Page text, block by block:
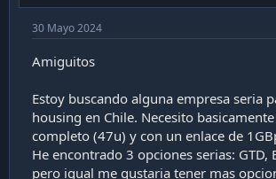
l
t
e
m
p
b
a
c
i
ó
n
30 Mayo 2024
Amiguitos
Estoy buscando alguna empresa seria
housing en Chile. Necesito
completo (47u) y con un enlace de
He encontrado 3 opciones serias: GTD,
pero igual me gustaria tener mas